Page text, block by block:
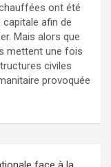
ont été
afin de
Mais alors que
mettent une fois
civiles
provoquée